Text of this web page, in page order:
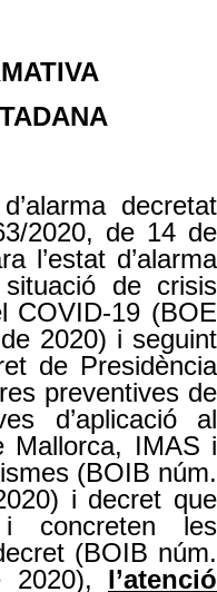
decretat
2020, de 14 de
l’estat d’alarma
de crisis
COVID-19 (BOE
2020) i seguint
de Presidència
preventives de
d’aplicació al
Mallorca, IMAS i
(BOIB núm.
i decret que
i concreten les
(BOIB núm.
l’atenció